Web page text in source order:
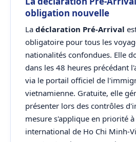
obligation nouvelle
La déclaration Pré-Arrival
obligatoire pour tous les
nationalités confondues. Elle
dans les 48 heures précédant
via le portail officiel de
vietnamienne. Gratuite, elle
présenter lors des contrôles
mesure s'applique en priorité
international de Ho Chi Minh-